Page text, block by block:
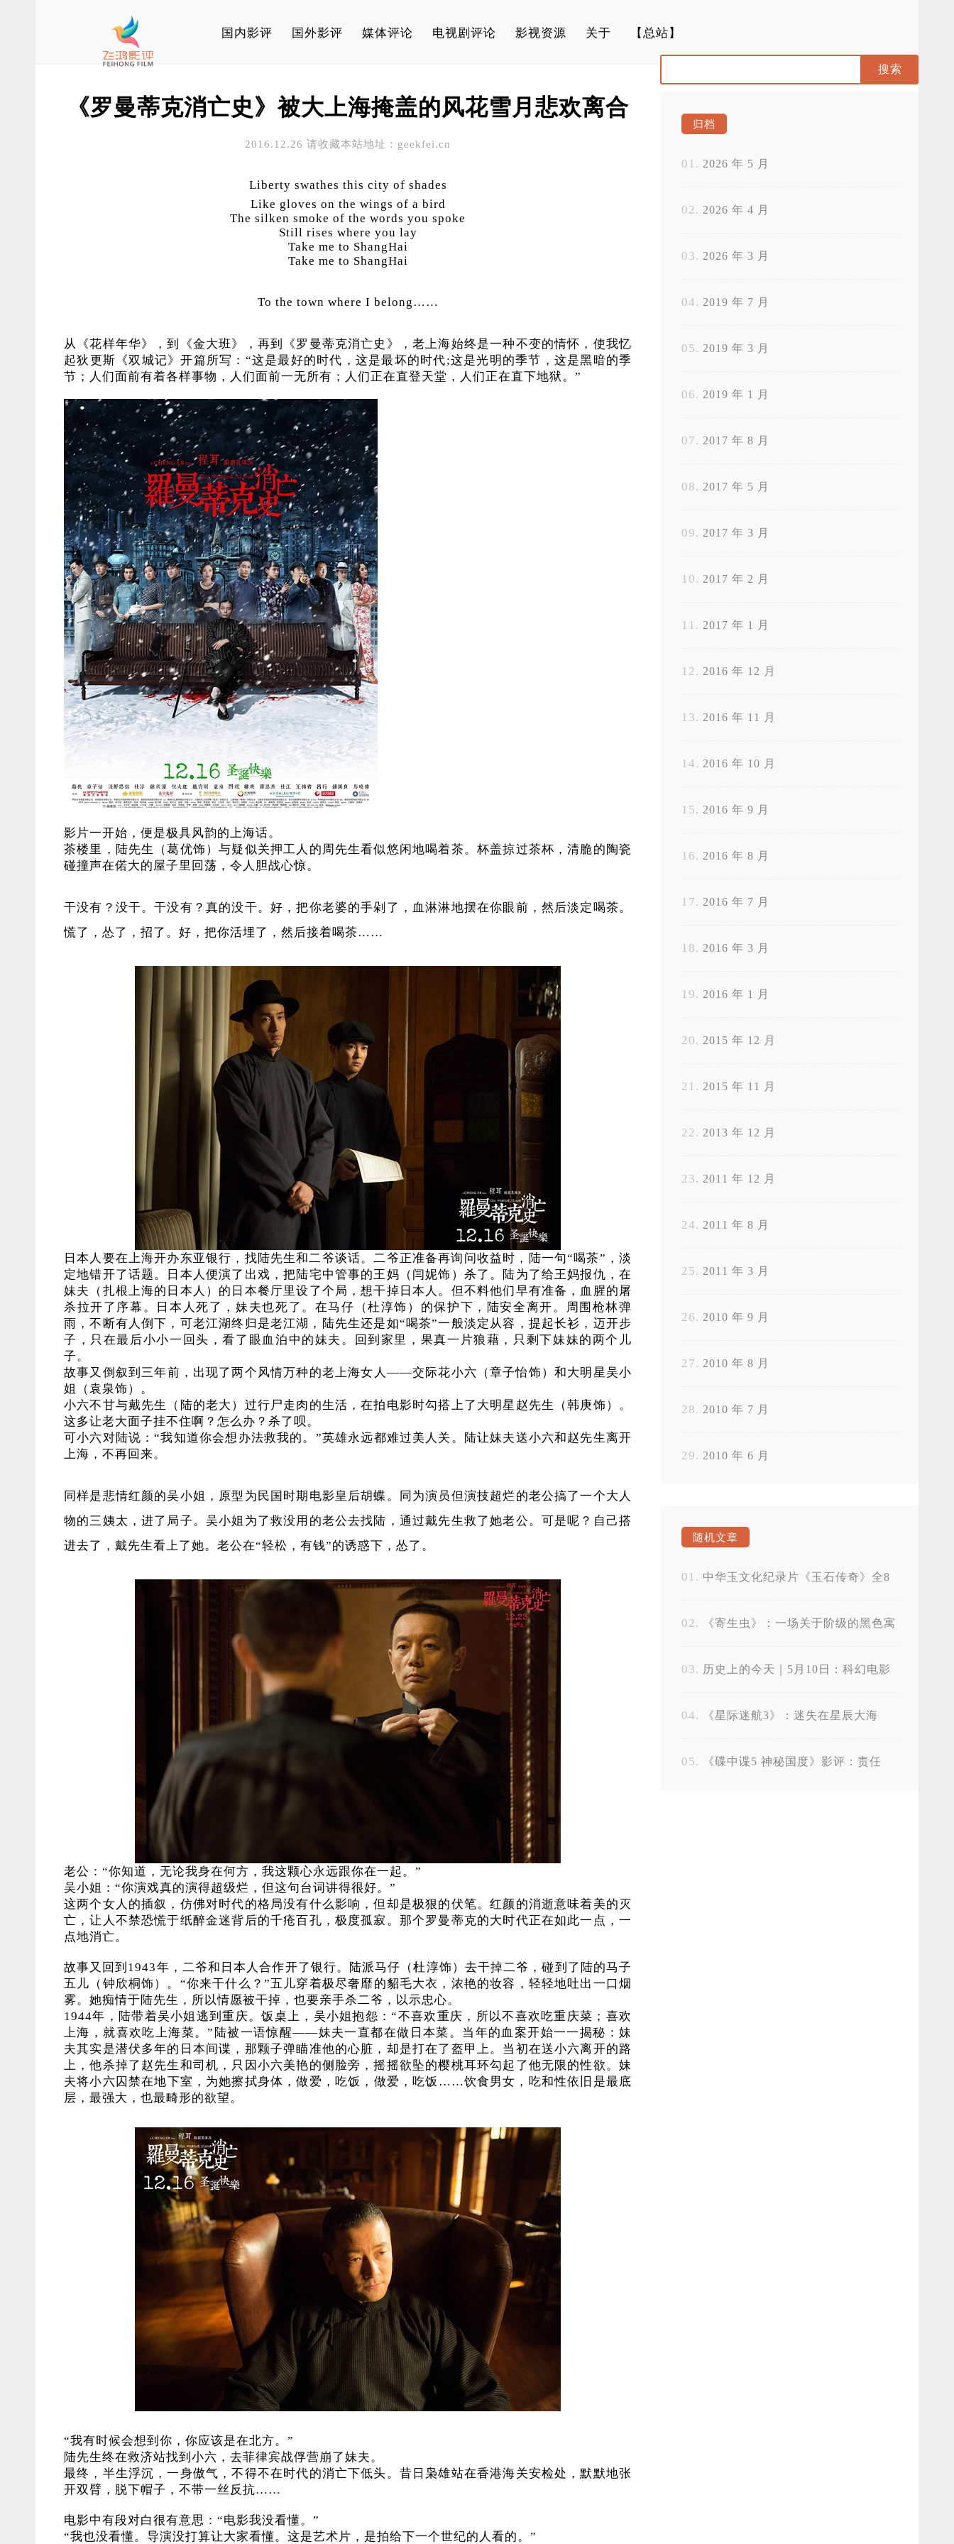
国内影评 国外影评 媒体评论 电视剧评论 影视资源 关于 【总站】
归档
2026 年 5 月
2026 年 4 月
2026 年 3 月
2019 年 7 月
2019 年 3 月
2019 年 1 月
2017 年 8 月
2017 年 5 月
2017 年 3 月
2017 年 2 月
2017 年 1 月
2016 年 12 月
2016 年 11 月
2016 年 10 月
2016 年 9 月
2016 年 8 月
2016 年 7 月
2016 年 3 月
2016 年 1 月
2015 年 12 月
2015 年 11 月
2013 年 12 月
2011 年 12 月
2011 年 8 月
2011 年 3 月
2010 年 9 月
2010 年 8 月
2010 年 7 月
2010 年 6 月
随机文章
中华玉文化纪录片《玉石传奇》全8
《寄生虫》：一场关于阶级的黑色寓
历史上的今天｜5月10日：科幻电影
《星际迷航3》：迷失在星辰大海
《碟中谍5 神秘国度》影评：责任
《罗曼蒂克消亡史》被大上海掩盖的风花雪月悲欢离合
2016.12.26 请收藏本站地址：geekfei.cn
Liberty swathes this city of shades
Like gloves on the wings of a bird
The silken smoke of the words you spoke
Still rises where you lay
Take me to ShangHai
Take me to ShangHai
To the town where I belong……
从《花样年华》，到《金大班》，再到《罗曼蒂克消亡史》，老上海始终是一种不变的情怀，使我忆
起狄更斯《双城记》开篇所写：“这是最好的时代，这是最坏的时代;这是光明的季节，这是黑暗的季
节；人们面前有着各样事物，人们面前一无所有；人们正在直登天堂，人们正在直下地狱。”
影片一开始，便是极具风韵的上海话。
茶楼里，陆先生（葛优饰）与疑似关押工人的周先生看似悠闲地喝着茶。杯盖掠过茶杯，清脆的陶瓷
碰撞声在偌大的屋子里回荡，令人胆战心惊。
干没有？没干。干没有？真的没干。好，把你老婆的手剁了，血淋淋地摆在你眼前，然后淡定喝茶。
慌了，怂了，招了。好，把你活埋了，然后接着喝茶……
日本人要在上海开办东亚银行，找陆先生和二爷谈话。二爷正准备再询问收益时，陆一句“喝茶”，淡
定地错开了话题。日本人便演了出戏，把陆宅中管事的王妈（闫妮饰）杀了。陆为了给王妈报仇，在
妹夫（扎根上海的日本人）的日本餐厅里设了个局，想干掉日本人。但不料他们早有准备，血腥的屠
杀拉开了序幕。日本人死了，妹夫也死了。在马仔（杜淳饰）的保护下，陆安全离开。周围枪林弹
雨，不断有人倒下，可老江湖终归是老江湖，陆先生还是如“喝茶”一般淡定从容，提起长衫，迈开步
子，只在最后小小一回头，看了眼血泊中的妹夫。回到家里，果真一片狼藉，只剩下妹妹的两个儿
子。
故事又倒叙到三年前，出现了两个风情万种的老上海女人——交际花小六（章子怡饰）和大明星吴小
姐（袁泉饰）。
小六不甘与戴先生（陆的老大）过行尸走肉的生活，在拍电影时勾搭上了大明星赵先生（韩庚饰）。
这多让老大面子挂不住啊？怎么办？杀了呗。
可小六对陆说：“我知道你会想办法救我的。”英雄永远都难过美人关。陆让妹夫送小六和赵先生离开
上海，不再回来。
同样是悲情红颜的吴小姐，原型为民国时期电影皇后胡蝶。同为演员但演技超烂的老公搞了一个大人
物的三姨太，进了局子。吴小姐为了救没用的老公去找陆，通过戴先生救了她老公。可是呢？自己搭
进去了，戴先生看上了她。老公在“轻松，有钱”的诱惑下，怂了。
老公：“你知道，无论我身在何方，我这颗心永远跟你在一起。”
吴小姐：“你演戏真的演得超级烂，但这句台词讲得很好。”
这两个女人的插叙，仿佛对时代的格局没有什么影响，但却是极狠的伏笔。红颜的消逝意味着美的灭
亡，让人不禁恐慌于纸醉金迷背后的千疮百孔，极度孤寂。那个罗曼蒂克的大时代正在如此一点，一
点地消亡。
故事又回到1943年，二爷和日本人合作开了银行。陆派马仔（杜淳饰）去干掉二爷，碰到了陆的马子
五儿（钟欣桐饰）。“你来干什么？”五儿穿着极尽奢靡的貂毛大衣，浓艳的妆容，轻轻地吐出一口烟
雾。她痴情于陆先生，所以情愿被干掉，也要亲手杀二爷，以示忠心。
1944年，陆带着吴小姐逃到重庆。饭桌上，吴小姐抱怨：“不喜欢重庆，所以不喜欢吃重庆菜；喜欢
上海，就喜欢吃上海菜。”陆被一语惊醒——妹夫一直都在做日本菜。当年的血案开始一一揭秘：妹
夫其实是潜伏多年的日本间谍，那颗子弹瞄准他的心脏，却是打在了盔甲上。当初在送小六离开的路
上，他杀掉了赵先生和司机，只因小六美艳的侧脸旁，摇摇欲坠的樱桃耳环勾起了他无限的性欲。妹
夫将小六囚禁在地下室，为她擦拭身体，做爱，吃饭，做爱，吃饭……饮食男女，吃和性依旧是最底
层，最强大，也最畸形的欲望。
“我有时候会想到你，你应该是在北方。”
陆先生终在救济站找到小六，去菲律宾战俘营崩了妹夫。
最终，半生浮沉，一身傲气，不得不在时代的消亡下低头。昔日枭雄站在香港海关安检处，默默地张
开双臂，脱下帽子，不带一丝反抗……
电影中有段对白很有意思：“电影我没看懂。”
“我也没看懂。导演没打算让大家看懂。这是艺术片，是拍给下一个世纪的人看的。”